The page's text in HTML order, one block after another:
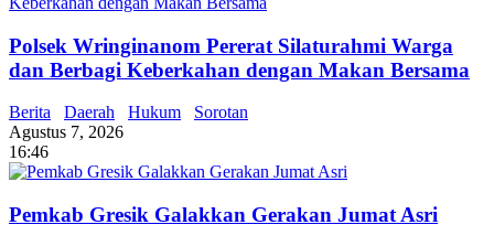
Polsek Wringinanom Pererat Silaturahmi Warga
dan Berbagi Keberkahan dengan Makan Bersama
Berita Daerah Hukum
Sorotan
Agustus 7, 2026
16:46
Pemkab Gresik Galakkan Gerakan Jumat Asri